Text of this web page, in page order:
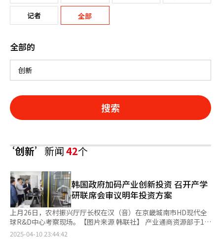
记者 全部
全部的
搜索
‘创新’新闻42个
韩国政府加码产业创新投资 召开产学
研联席会审议明年投资方案
上月26日，农村振兴厅厅长权在汉（音）在京畿城南市HD现代全
球R&D中心考察现场。【图片来源 韩联社】 产业通商资源部于10
日表示，韩国为将于明年实施的8300亿韩元（约合人民41.8亿
2025-04-10 23:44:42